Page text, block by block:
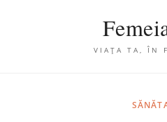
VIAȚA TA, ÎN